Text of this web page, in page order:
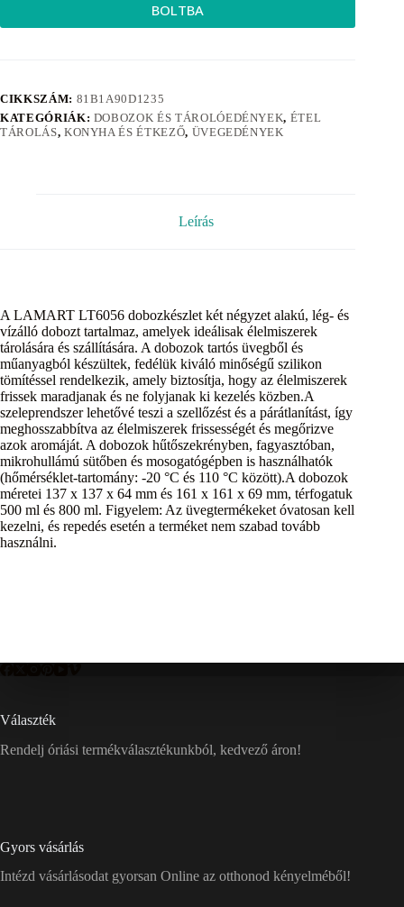
BOLTBA
CIKKSZÁM: 81B1A90D1235
KATEGÓRIÁK: DOBOZOK ÉS TÁROLÓEDÉNYEK, ÉTEL
TÁROLÁS, KONYHA ÉS ÉTKEZŐ, ÜVEGEDÉNYEK
Leírás
A LAMART LT6056 dobozkészlet két négyzet alakú, lég- és
vízálló dobozt tartalmaz, amelyek ideálisak élelmiszerek
tárolására és szállítására. A dobozok tartós üvegből és
műanyagból készültek, fedélük kiváló minőségű szilikon
tömítéssel rendelkezik, amely biztosítja, hogy az élelmiszerek
frissek maradjanak és ne folyjanak ki kezelés közben.A
szeleprendszer lehetővé teszi a szellőzést és a párátlanítást, így
meghosszabbítva az élelmiszerek frissességét és megőrizve
azok aromáját. A dobozok hűtőszekrényben, fagyasztóban,
mikrohullámú sütőben és mosogatógépben is használhatók
(hőmérséklet-tartomány: -20 °C és 110 °C között).A dobozok
méretei 137 x 137 x 64 mm és 161 x 161 x 69 mm, térfogatuk
500 ml és 800 ml. Figyelem: Az üvegtermékeket óvatosan kell
kezelni, és repedés esetén a terméket nem szabad tovább
használni.
Választék
Rendelj óriási termékválasztékunkból, kedvező áron!
Gyors vásárlás
Intézd vásárlásodat gyorsan Online az otthonod kényelméből!